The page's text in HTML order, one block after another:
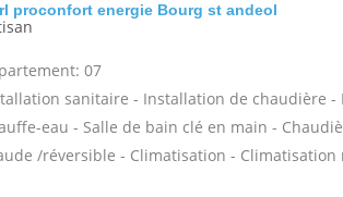
proconfort energie Bourg st andeol
07
sanitaire - Installation de chaudière
eau - Salle de bain clé en main -
/réversible - Climatisation -